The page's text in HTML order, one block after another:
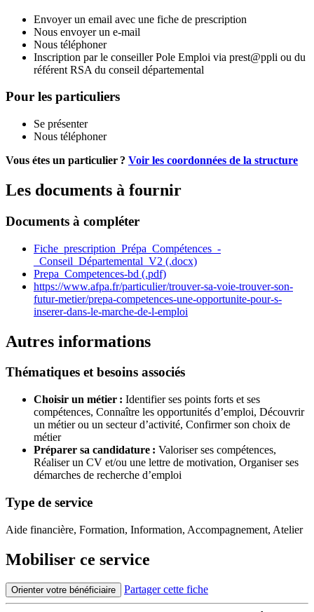
Envoyer un email avec une fiche de prescription
Nous envoyer un e-mail
Nous téléphoner
Inscription par le conseiller Pole Emploi via prest@ppli ou du
référent RSA du conseil départemental
Pour les particuliers
Se présenter
Nous téléphoner
Vous étes un particulier ? Voir les coordonnées de la structure
Les documents à fournir
Documents à compléter
Fiche_prescription_Prépa_Compétences_-
_Conseil_Départemental_V2 (.docx)
Prepa_Competences-bd (.pdf)
https://www.afpa.fr/particulier/trouver-sa-voie-trouver-son-
futur-metier/prepa-competences-une-opportunite-pour-s-
inserer-dans-le-marche-de-l-emploi
Autres informations
Thématiques et besoins associés
Choisir un métier : Identifier ses points forts et ses
compétences, Connaître les opportunités d’emploi, Découvrir
un métier ou un secteur d’activité, Confirmer son choix de
métier
Préparer sa candidature : Valoriser ses compétences,
Réaliser un CV et/ou une lettre de motivation, Organiser ses
démarches de recherche d’emploi
Type de service
Aide financière, Formation, Information, Accompagnement, Atelier
Mobiliser ce service
Orienter votre bénéficiaire Partager cette fiche